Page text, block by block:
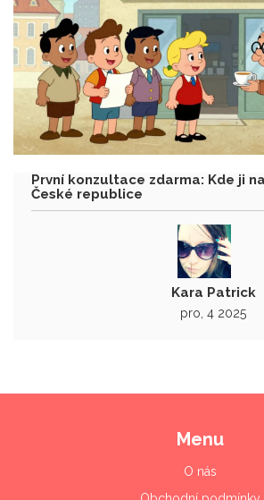
První konzultace zdarma: Kde ji
České republice
Kara Patrick
pro, 4 2025
Menu
O nás